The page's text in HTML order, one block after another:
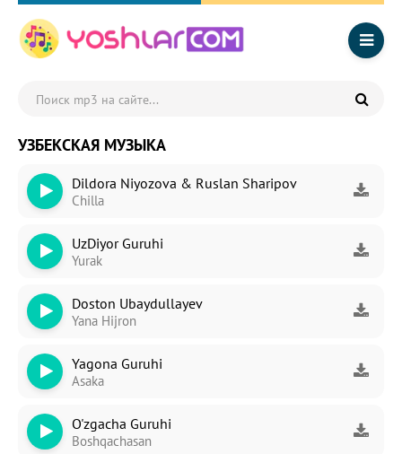
УЗБЕКСКАЯ МУЗЫКА
Dildora Niyozova & Ruslan Sharipov
Chilla
UzDiyor Guruhi
Yurak
Doston Ubaydullayev
Yana Hijron
Yagona Guruhi
Asaka
O'zgacha Guruhi
Boshqachasan